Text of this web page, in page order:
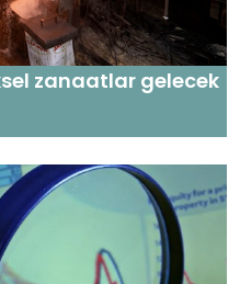
zanaatlar gelecek